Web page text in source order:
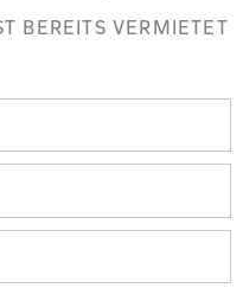
BEREITS VERMIETET